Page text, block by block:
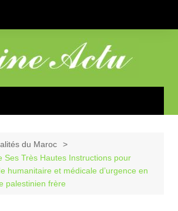
du Maroc
Ses Très Hautes Instructions pour
humanitaire et médicale d’urgence en
palestinien frère